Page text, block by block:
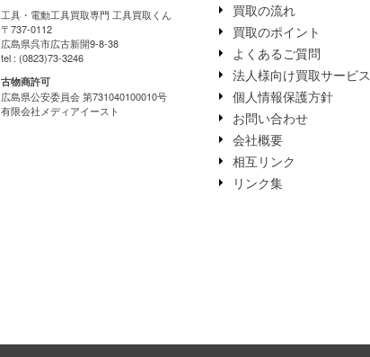
工具・電動工具買取専門 工具買取くん
〒737-0112
広島県呉市広古新開9-8-38
tel : (0823)73-3246
古物商許可
広島県公安委員会 第731040100010号
有限会社メディアイースト
買取の流れ
買取のポイント
よくあるご質問
法人様向け買取サービス
個人情報保護方針
お問い合わせ
会社概要
相互リンク
リンク集